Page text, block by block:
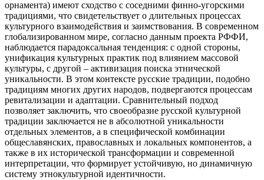
орнамента) имеют сходство с соседними финно-угорскими
традициями, что свидетельствует о длительных процессах
культурного взаимодействия и заимствования. В современном
глобализированном мире, согласно данным проекта РФФИ,
наблюдается парадоксальная тенденция: с одной стороны,
унификация культурных практик под влиянием массовой
культуры, с другой – активизация поиска этнической
уникальности. В этом контексте русские традиции, подобно
традициям многих других народов, подвергаются процессам
ревитализации и адаптации. Сравнительный подход
позволяет заключить, что своеобразие русской культурной
традиции заключается не в абсолютной уникальности
отдельных элементов, а в специфической комбинации
общеславянских, православных и локальных компонентов, а
также в их исторической трансформации и современной
интерпретации, что формирует устойчивую, но динамичную
систему этнокультурной идентичности.